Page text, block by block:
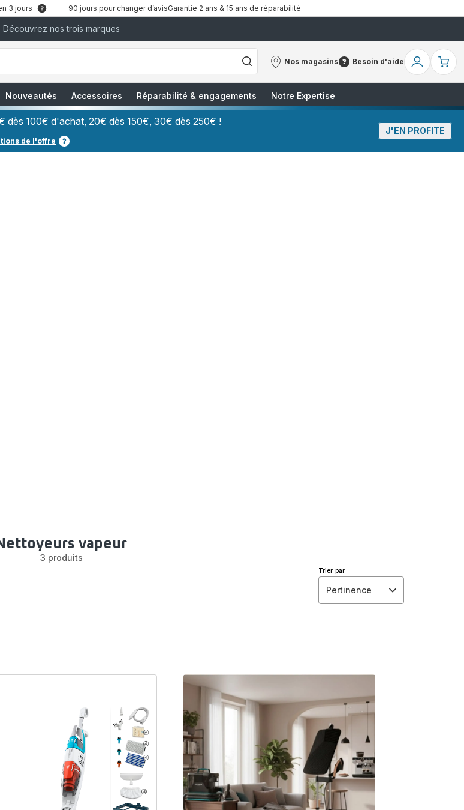
3 jours 90 jours pour changer d’avisGarantie 2 ans & 15 ans de réparabilité
Découvrez nos trois marques
Nos magasins
Nos
Besoin d'aide
Besoin
Mon
Nouveautés Accessoires Réparabilité & engagements Notre Expertise
dès 100€ d'achat, 20€ dès 150€, 30€ dès 250€ !
de l'offre
J'EN PROFITE
vapeur
3 produits
Trier par
Pertinence